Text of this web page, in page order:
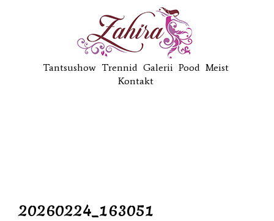
Tantsushow Trennid Galerii Pood Meist
Kontakt
20260224_163051